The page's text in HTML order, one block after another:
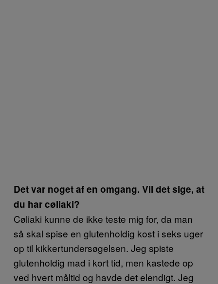
Det var noget af en omgang. Vil det sige, at
du har cøliaki?
Cøliaki kunne de ikke teste mig for, da man
så skal spise en glutenholdig kost i seks uger
op til kikkertundersøgelsen. Jeg spiste
glutenholdig mad i kort tid, men kastede op
ved hvert måltid og havde det elendigt. Jeg